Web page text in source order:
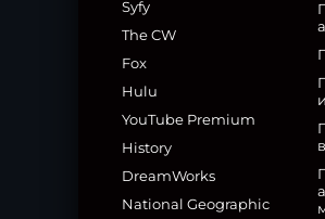
Syfy
The CW
Fox
Hulu
YouTube Premium
History
DreamWorks
National Geographic